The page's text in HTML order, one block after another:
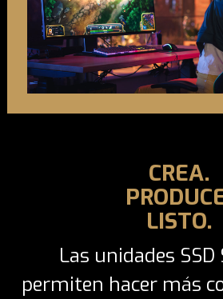
CREA.
LISTO.
Las unidades SSD
permiten hacer más